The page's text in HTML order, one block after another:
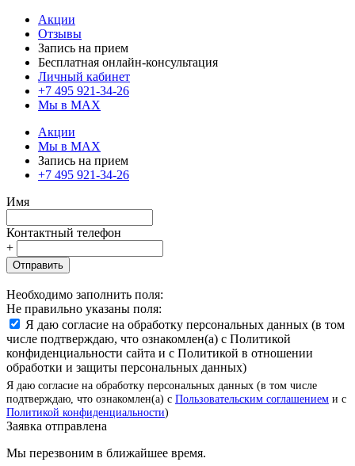
Акции
Отзывы
Запись на прием
Бесплатная онлайн-консультация
Личный кабинет
+7 495 921-34-26
Мы в MAX
Акции
Мы в MAX
Запись на прием
+7 495 921-34-26
Имя
Контактный телефон
+
Отправить
Необходимо заполнить поля:
Не правильно указаны поля:
Я даю согласие на обработку персональных данных (в том
числе подтверждаю, что ознакомлен(а) с Политикой
конфиденциальности сайта и с Политикой в отношении
обработки и защиты персональных данных)
Я даю согласие на обработку персональных данных (в том числе
подтверждаю, что ознакомлен(а) с Пользовательским соглашением и с
Политикой конфиденциальности)
Заявка отправлена
Мы перезвоним в ближайшее время.